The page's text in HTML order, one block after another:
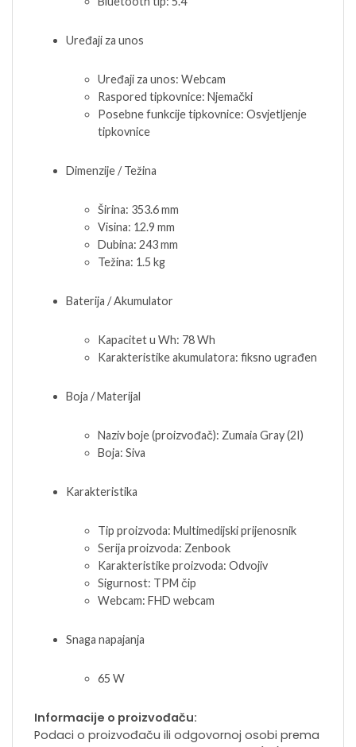
Uređaji za unos
Uređaji za unos: Webcam
Raspored tipkovnice: Njemački
Posebne funkcije tipkovnice: Osvjetljenje
tipkovnice
Dimenzije / Težina
Širina: 353.6 mm
Visina: 12.9 mm
Dubina: 243 mm
Težina: 1.5 kg
Baterija / Akumulator
Kapacitet u Wh: 78 Wh
Karakteristike akumulatora: fiksno ugrađen
Boja / Materijal
Naziv boje (proizvođač): Zumaia Gray (2I)
Boja: Siva
Karakteristika
Tip proizvoda: Multimedijski prijenosnik
Serija proizvoda: Zenbook
Karakteristike proizvoda: Odvojiv
Sigurnost: TPM čip
Webcam: FHD webcam
Snaga napajanja
65 W
Informacije o proizvođaču:
Podaci o proizvođaču ili odgovornoj osobi prema